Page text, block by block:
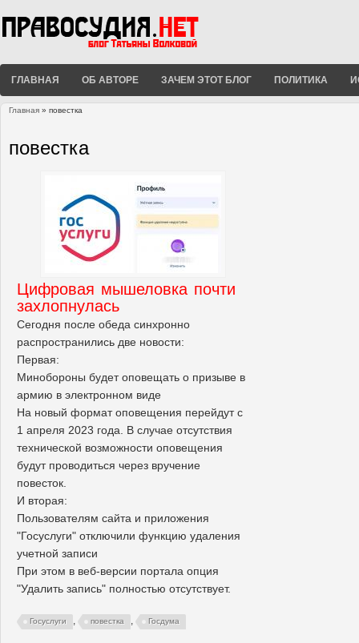
ГЛАВНАЯ ОБ АВТОРЕ ЗАЧЕМ ЭТОТ БЛОГ ПОЛИТИКА
Главная » повестка
повестка
Цифровая мышеловка почти
захлопнулась
Сегодня после обеда синхронно
распространились две новости:
Первая:
Минобороны будет оповещать о призыве в
армию в электронном виде
На новый формат оповещения перейдут с
1 апреля 2023 года. В случае отсутствия
технической возможности оповещения
будут проводиться через вручение
повесток.
И вторая:
Пользователям сайта и приложения
"Госуслуги" отключили функцию удаления
учетной записи
При этом в веб-версии портала опция
"Удалить запись" полностью отсутствует.
Госуслуги , повестка , Госдума